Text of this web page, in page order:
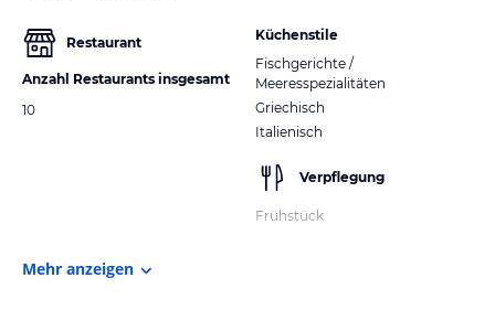
Restaurant
Anzahl Restaurants insgesamt
10
Küchenstile
Fischgerichte /
Meeresspezialitäten
Griechisch
Italienisch
Verpflegung
Frühstück
Mehr anzeigen